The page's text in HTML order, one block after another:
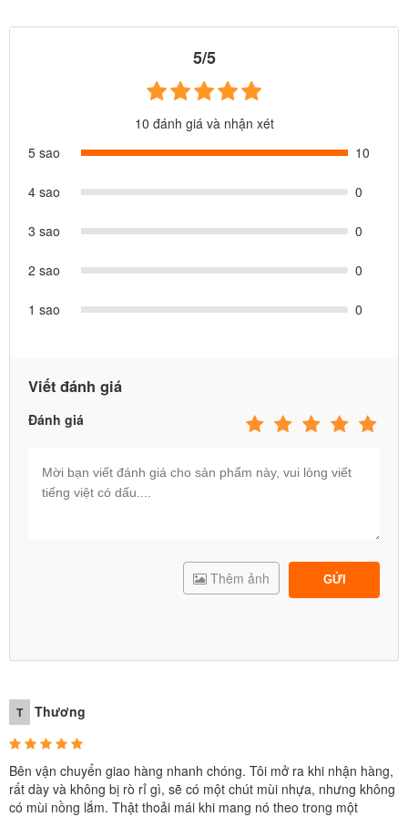
tạo hình múi hơi tốt cho sức khoẻ của người sử dụng, bạn có thể
tùy chỉnh độ căng, mềm phù hợp cơ thể, cho bạn giấc ngủ ngon và
Chúng tôi có nhiều chi nhánh và địa chỉ rõ ràng trên toàn quốc để
bảo hành cho bạn, trong khi các đơn vị bán hàng khác không có
địa chỉ rõ ràng, thường sẽ chỉ chịu trách nhiệm với bạn trong 1
Đệm hơi đôi công nghệ mới tích hợp gối đầu
✪ ƯU ĐIỂM NỔI BẬT CỦA ĐỆM HƠI, GHẾ HƠI,
- Tiện dụng, giá thành thấp, nằm êm ái, dễ chịu, tốt cho
cột sống, mát về mùa hè, ấm về mùa đông mà vẫn
không bị bí hơi bởi các múi khí thông minh, dễ dàng
bơm và xả cất đi chỉ trong 1 phút; dễ dàng giặt, rửa, lau
5/5
10 đánh giá và nhận xét
5 sao
10
4 sao 0
3 sao 0
2 sao 0
1 sao 0
Viết đánh giá
Đánh giá
GỬI
Thêm ảnh
T Thương
Bên vận chuyển giao hàng nhanh chóng. Tôi mở ra khi nhận hàng,
rất dày và không bị rò rỉ gì, sẽ có một chút mùi nhựa, ​​nhưng không
có mùi nồng lắm. Thật thoải mái khi mang nó theo trong một